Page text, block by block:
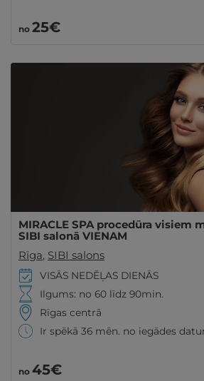
no 25€
MIRACLE SPA procedūra visiem
SIBI salonā VIENAM
Rīga, SIBI salons
VISĀS NEDĒĻAS DIENĀS
Ilgums: no 60 līdz 90min.
Rīgas centrā
Ir spēkā 36 mēn. no iegādes
no 45€